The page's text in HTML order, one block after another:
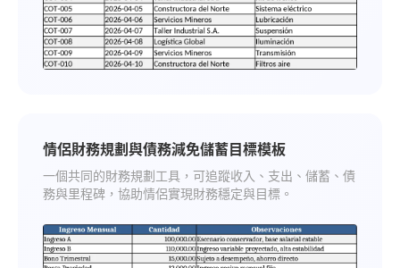
情侶財務規劃與債務減免儲蓄目標模板
一個共同的財務規劃工具，可追蹤收入、支出、儲蓄、債
務與里程碑，協助情侶實現財務穩定與目標。